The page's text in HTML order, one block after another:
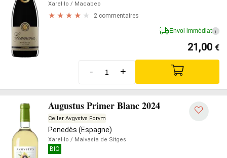
Xarel·lo / Macabeo
2 commentaires
Envoi immédiat i
21,00 €
- +
Augustus Primer Blanc 2024
Celler Avgvstvs Forvm
Penedès (Espagne)
Xarel·lo / Malvasia de Sitges
BIO